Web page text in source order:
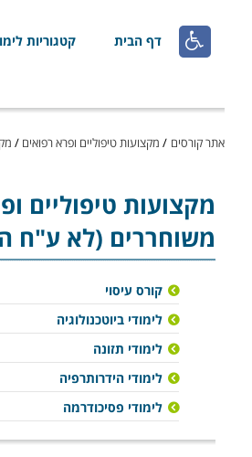
 דף הבית קטגוריות
אתר קורסים / מקצועות טיפוליים ופרא רפואים /
מקצועות טיפוליים
משוחררים (לא ע"ח
קורס עיסוי
לימודי ביוטכנולוגיה
לימודי תזונה
לימודי הידרותרפיה
לימודי פסיכודרמה